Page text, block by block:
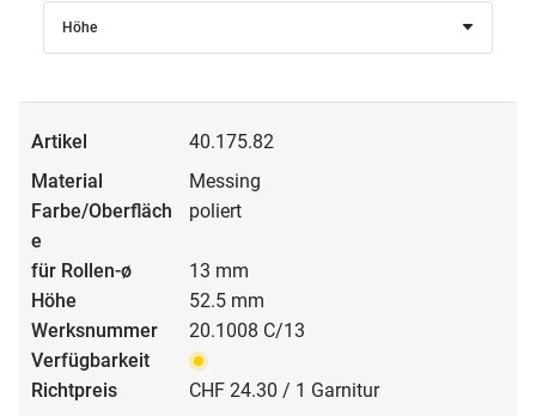
Höhe
40.175.82
Messing
poliert
13 mm
52.5 mm
20.1008 C/13
CHF 24.30 / 1 Garnitur